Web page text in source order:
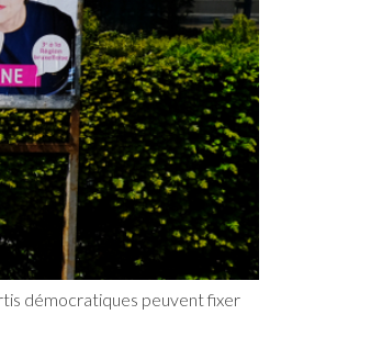
démocratiques peuvent fixer